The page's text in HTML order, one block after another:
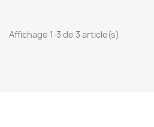
Affichage 1-3 de 3 article(s)